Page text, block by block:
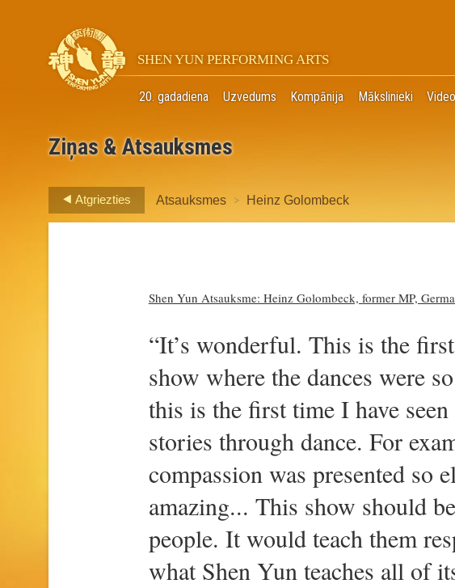
SHEN YUN PERFORMING ARTS
20. gadadiena Uzvedums Kompānija Mākslinieki Video
Ziņas & Atsauksmes
Atgriezties Atsauksmes > Heinz Golombeck
Shen Yun Atsauksme: Heinz Golombeck, former MP,
“It’s wonderful. This is the
show where the dances were
this is the first time I have
stories through dance. For
compassion was presented so
amazing... This show should
people. It would teach them
what Shen Yun teaches all of